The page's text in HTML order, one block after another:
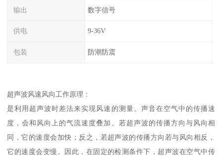
输出 数字信号
供电 9-36V
包装 防潮防震
超声波风速风向工作原理：
是利用超声波时差法来实现风速的测量。声音在空气中的传播速
度，会和风向上的气流速度叠加。若超声波的传播方向与风向相
同，它的速度会加快；反之，若超声波的传播方向若与风向相反，
它的速度会变慢。因此，在固定的检测条件下，超声波在空气中传